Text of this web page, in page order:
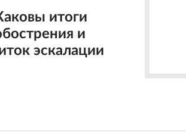
итоги
и
эскалации